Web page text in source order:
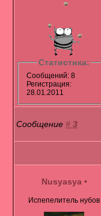
Статистика:
Сообщений: 8
Регистрация:
28.01.2011
Сообщение#3
Nusyasya •
Испепелитель нубов